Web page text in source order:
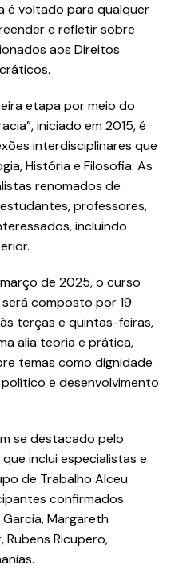
é voltado para qualquer
e refletir sobre
aos Direitos
etapa por meio do
iniciado em 2015, é
interdisciplinares que
História e Filosofia. As
renomados de
professores,
incluindo
de 2025, o curso
composto por 19
terças e quintas-feiras,
alia teoria e prática,
temas como dignidade
e desenvolvimento
se destacado pelo
inclui especialistas e
de Trabalho Alceu
confirmados
Margareth
Rubens Ricupero,